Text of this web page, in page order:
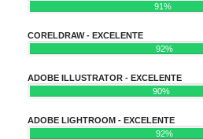
91%
CORELDRAW - EXCELENTE
92%
ADOBE ILLUSTRATOR - EXCELENTE
90%
ADOBE LIGHTROOM - EXCELENTE
92%